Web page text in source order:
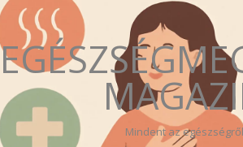
Mindent az egészségről